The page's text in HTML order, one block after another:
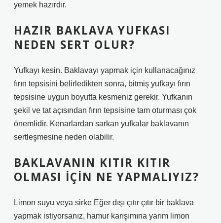
yemek hazırdır.
HAZIR BAKLAVA YUFKASI
NEDEN SERT OLUR?
Yufkayı kesin. Baklavayı yapmak için kullanacağınız
fırın tepsisini belirledikten sonra, bitmiş yufkayı fırın
tepsisine uygun boyutta kesmeniz gerekir. Yufkanın
şekil ve tat açısından fırın tepsisine tam oturması çok
önemlidir. Kenarlardan sarkan yufkalar baklavanın
sertleşmesine neden olabilir.
BAKLAVANIN KITIR KITIR
OLMASI IÇIN NE YAPMALIYIZ?
Limon suyu veya sirke Eğer dışı çıtır çıtır bir baklava
yapmak istiyorsanız, hamur karışımına yarım limon